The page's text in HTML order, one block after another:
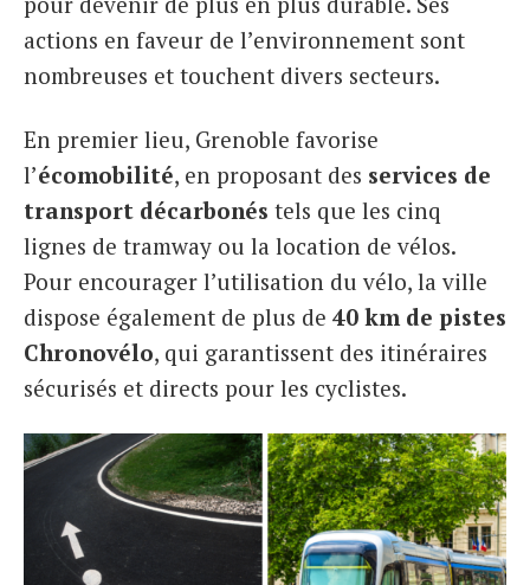
actions en faveur de l’environnement sont
nombreuses et touchent divers secteurs.
En premier lieu, Grenoble favorise
l’écomobilité, en proposant des services de
transport décarbonés tels que les cinq
lignes de tramway ou la location de vélos.
Pour encourager l’utilisation du vélo, la ville
dispose également de plus de 40 km de pistes
Chronovélo, qui garantissent des itinéraires
sécurisés et directs pour les cyclistes.